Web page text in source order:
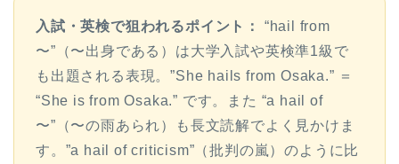
入試・英検で狙われるポイント：
“hail from
〜”（〜出身である）は大学入試や英検準1級で
も出題される表現。”She hails from Osaka.” ＝
“She is from Osaka.” です。また “a hail of
〜”（〜の雨あられ）も長文読解でよく見かけま
す。”a hail of criticism”（批判の嵐）のように比
“シン”・英会話スピード表
現
大学入試英語対策講座